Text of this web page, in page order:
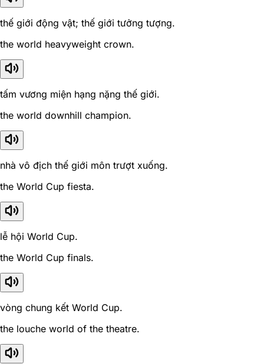
thế giới động vật; thế giới tưởng tượng.
the world heavyweight crown.
tấm vương miện hạng nặng thế giới.
the world downhill champion.
nhà vô địch thế giới môn trượt xuống.
the World Cup fiesta.
lễ hội World Cup.
the World Cup finals.
vòng chung kết World Cup.
the louche world of the theatre.